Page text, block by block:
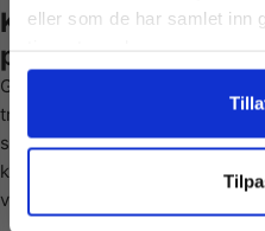
eller som de har samlet inn
Kvalitet og
puslespill
Grafika leverer solide brikker
trykkvalitet. Brikkene er laget
stabilitet og god flyt under
klar og detaljrik, slik at
virkelig kommer til sin rett.
Ja takk,
Nei takk!